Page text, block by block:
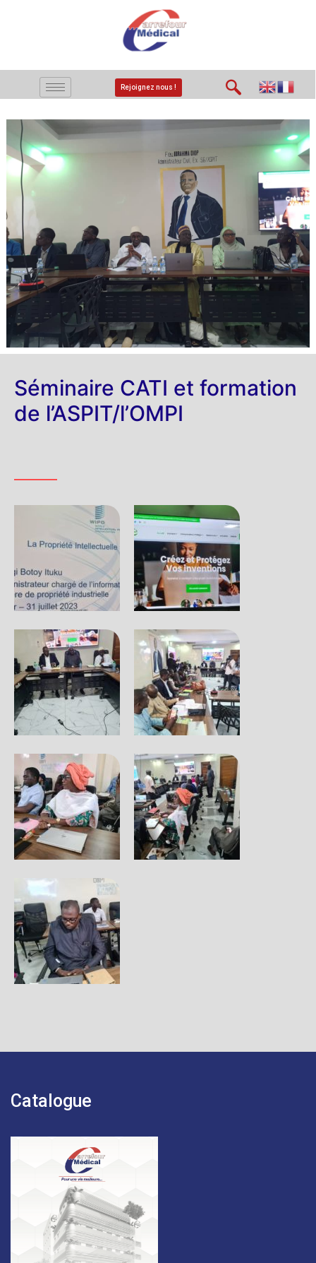
Rejoignez nous !
Séminaire CATI et formation
de l’ASPIT/l’OMPI
Catalogue